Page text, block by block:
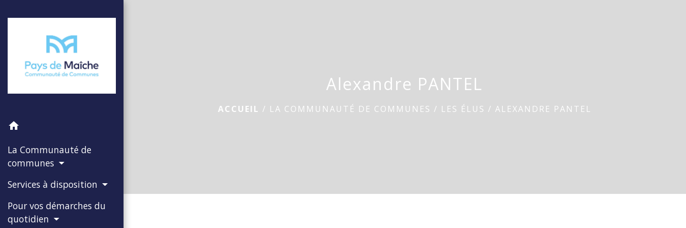
home
La Communauté de
communes
Services à disposition
Pour vos démarches du
quotidien
Alexandre PANTEL
ACCUEIL / LA COMMUNAUTÉ DE COMMUNES / LES ÉLUS / ALEXANDRE PANTEL